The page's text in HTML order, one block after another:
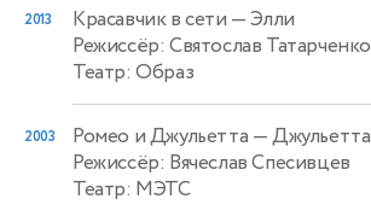
2013 Красавчик в сети — Элли
Режиссёр: Святослав Татарченко
Театр: Образ
2003 Ромео и Джульетта — Джульетта
Режиссёр: Вячеслав Спесивцев
Театр: МЭТС